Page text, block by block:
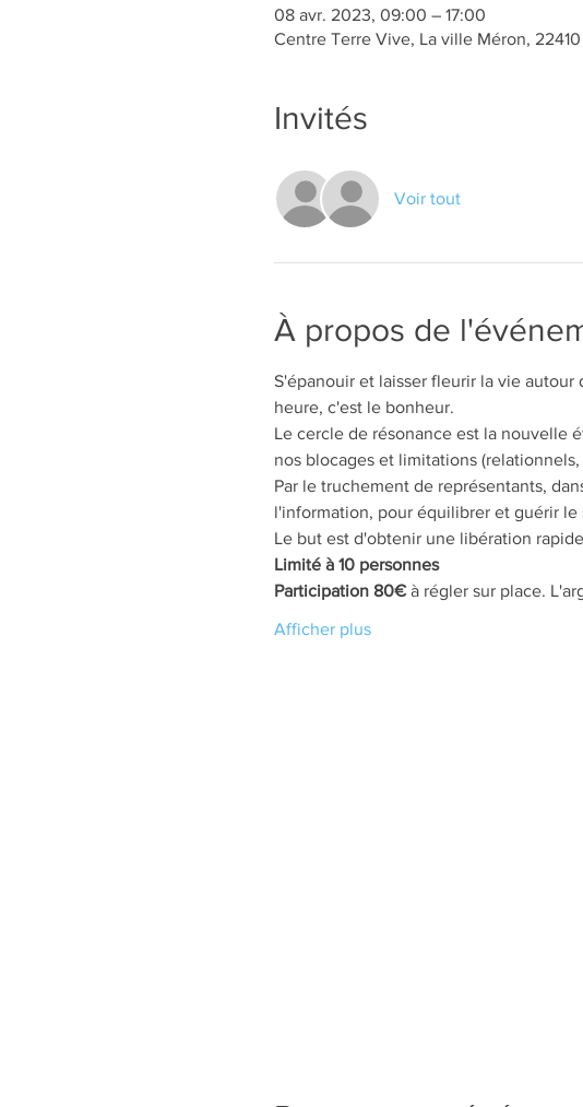
08 avr. 2023, 09:00 – 17:00
Centre Terre Vive, La ville Méron,
Invités
Voir tout
À propos de
S'épanouir et laisser fleurir la vie
heure, c'est le bonheur.
Le cercle de résonance est la nouvelle
nos blocages et limitations
Par le truchement de représentants,
l'information, pour équilibrer et guérir
Le but est d'obtenir une libération
Limité à 10 personnes
Participation 80€ à régler sur place.
Afficher plus